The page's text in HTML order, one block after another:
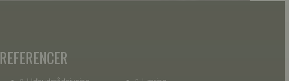
REFERENCER